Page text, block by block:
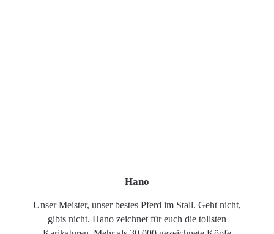
Hano
Unser Meister, unser bestes Pferd im Stall. Geht nicht,
gibts nicht. Hano zeichnet für euch die tollsten